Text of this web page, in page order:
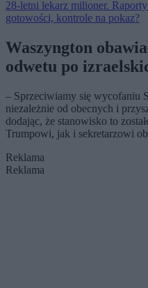
28-letni lekarz milioner.
gotowości, kontrole na pokaz?
Waszyngton
odwetu po
– Sprzeciwiamy się wycofaniu
niezależnie od obecnych i
dodając, że stanowisko to
Trumpowi, jak i sekretarzowi
Reklama
Reklama